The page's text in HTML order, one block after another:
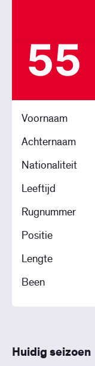
55
Voornaam
Achternaam
Nationaliteit
Leeftijd
Rugnummer
Positie
Lengte
Been
Huidig seizoen